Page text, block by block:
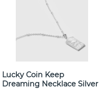
Lucky Coin Keep
Dreaming Necklace Silver